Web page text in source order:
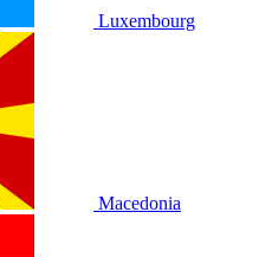
Luxembourg
Macedonia